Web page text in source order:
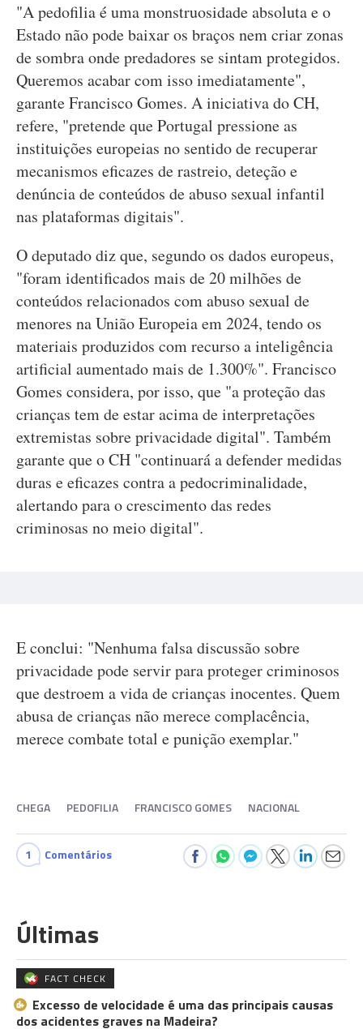
"A pedofilia é uma monstruosidade absoluta e o
Estado não pode baixar os braços nem criar zonas
de sombra onde predadores se sintam protegidos.
Queremos acabar com isso imediatamente",
garante Francisco Gomes. A iniciativa do CH,
refere, "pretende que Portugal pressione as
instituições europeias no sentido de recuperar
mecanismos eficazes de rastreio, deteção e
denúncia de conteúdos de abuso sexual infantil
nas plataformas digitais".
O deputado diz que, segundo os dados europeus,
"foram identificados mais de 20 milhões de
conteúdos relacionados com abuso sexual de
menores na União Europeia em 2024, tendo os
materiais produzidos com recurso a inteligência
artificial aumentado mais de 1.300%". Francisco
Gomes considera, por isso, que "a proteção das
crianças tem de estar acima de interpretações
extremistas sobre privacidade digital". Também
garante que o CH "continuará a defender medidas
duras e eficazes contra a pedocriminalidade,
alertando para o crescimento das redes
criminosas no meio digital".
E conclui: "Nenhuma falsa discussão sobre
privacidade pode servir para proteger criminosos
que destroem a vida de crianças inocentes. Quem
abusa de crianças não merece complacência,
merece combate total e punição exemplar."
CHEGA PEDOFILIA FRANCISCO GOMES NACIONAL
1 Comentários
Últimas
FACT CHECK
Excesso de velocidade é uma das principais causas
dos acidentes graves na Madeira?